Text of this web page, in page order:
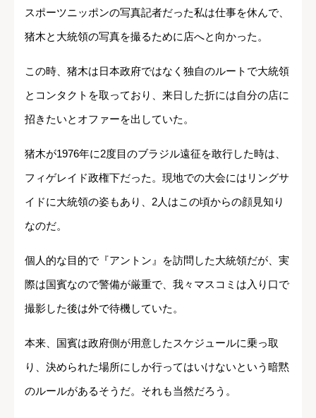
スポーツニッポンの写真記者だった私は仕事を休んで、
猪木と大統領の写真を撮るために店へと向かった。
この時、猪木は日本政府ではなく独自のルートで大統領
とコンタクトを取っており、来日した折には自分の店に
招きたいとオファーを出していた。
猪木が1976年に2度目のブラジル遠征を敢行した時は、
フィゲレイド政権下だった。現地での大会にはリングサ
イドに大統領の姿もあり、2人はこの頃からの顔見知り
なのだ。
個人的な目的で『アントン』を訪問した大統領だが、実
際は国賓なので警備が厳重で、我々マスコミは入り口で
撮影した後は外で待機していた。
本来、国賓は政府側が用意したスケジュールに乗っ取
り、決められた場所にしか行ってはいけないという暗黙
のルールがあるそうだ。それも当然だろう。